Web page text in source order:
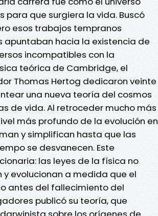
que surgiera la vida. Buscó
esos trabajos tempranos
apuntaban hacia la existencia de
incompatibles con la
teórica de Cambridge, el
Thomas Hertog dedicaron veinte
una nueva teoría del cosmos
de vida. Al retroceder mucho más
más profundo de la evolución en
y simplifican hasta que las
se desvanecen. Este
las leyes de la física no
evolucionan a medida que el
antes del fallecimiento del
publicó su teoría, que